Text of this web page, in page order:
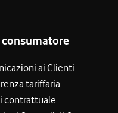
consumatore
ai Clienti
tariffaria
contrattuale